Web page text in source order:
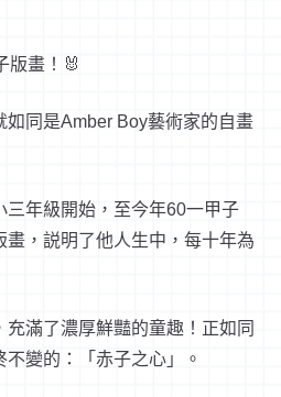
版畫！🐰
如同是Amber Boy藝術家的自畫
三年級開始，至今年60一甲子
畫，説明了他人生中，每十年為
滿了濃厚鮮豔的童趣！正如同
變的：「赤子之心」。